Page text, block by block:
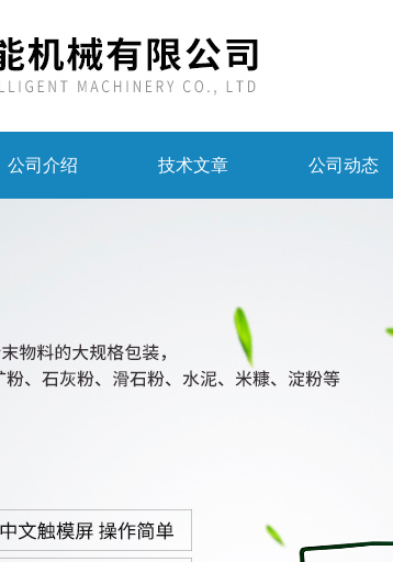
公司介绍 技术文章 公司动态